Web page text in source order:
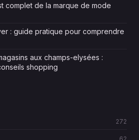
complet de la marque de mode
: guide pratique pour comprendre
aux champs-elysées :
shopping
272